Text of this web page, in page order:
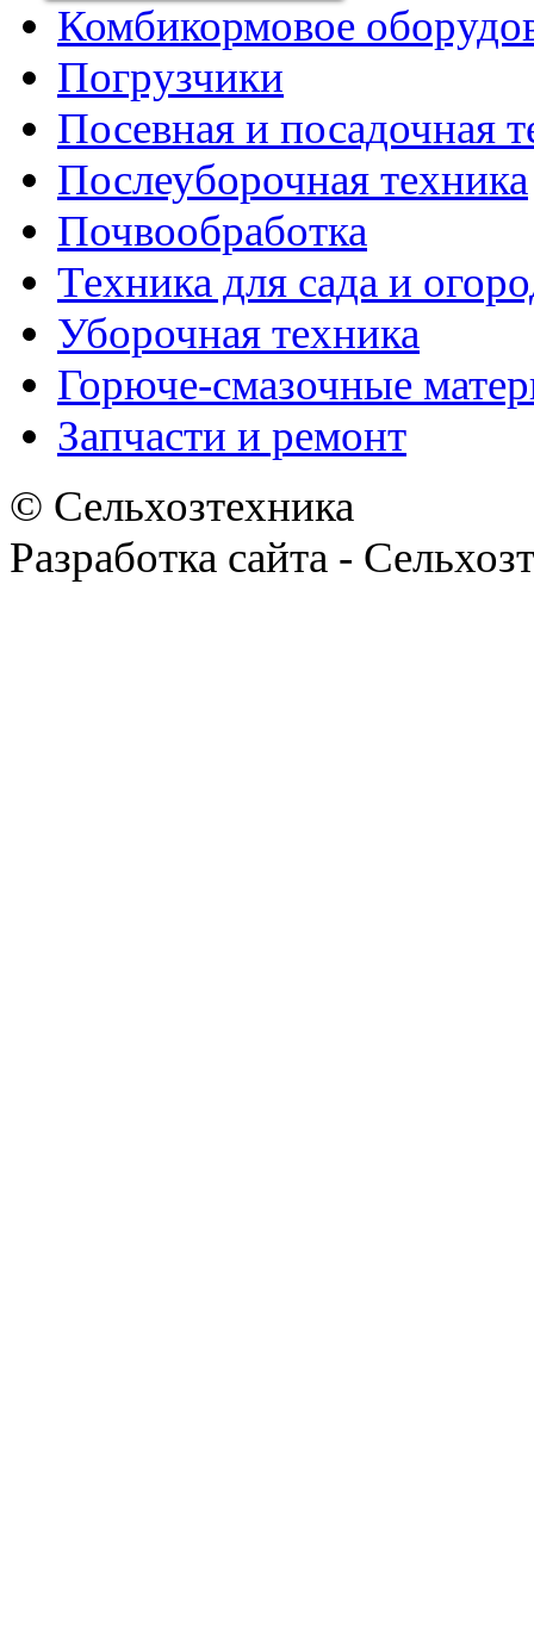
Комбикормовое
Погрузчики
Посевная и посадочная
Послеуборочная техника
Почвообработка
Техника для сада и
Уборочная техника
Горюче-смазочные
Запчасти и ремонт
© Сельхозтехника
Разработка сайта -